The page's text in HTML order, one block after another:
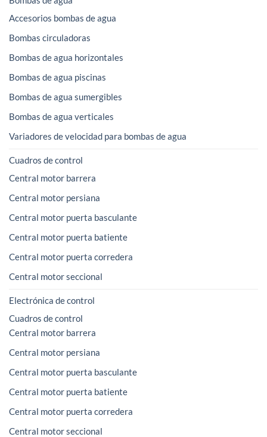
Accesorios bombas de agua
Bombas circuladoras
Bombas de agua horizontales
Bombas de agua piscinas
Bombas de agua sumergibles
Bombas de agua verticales
Variadores de velocidad para bombas de agua
Cuadros de control
Central motor barrera
Central motor persiana
Central motor puerta basculante
Central motor puerta batiente
Central motor puerta corredera
Central motor seccional
Electrónica de control
Cuadros de control
Central motor barrera
Central motor persiana
Central motor puerta basculante
Central motor puerta batiente
Central motor puerta corredera
Central motor seccional